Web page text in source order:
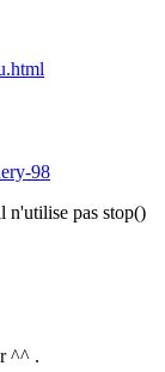
98
n'utilise pas stop()
^^ .